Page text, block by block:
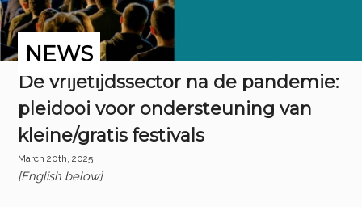
NEWS
De vrijetijdssector na de pandemie:
pleidooi voor ondersteuning van
kleine/gratis festivals
March 20th, 2025
[English below]